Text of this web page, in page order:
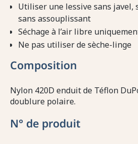
Utiliser une lessive sans javel,
sans assouplissant
Séchage à l’air libre
Ne pas utiliser de sèche-linge
Composition
Nylon 420D enduit de Téflon
doublure polaire.
N° de produit